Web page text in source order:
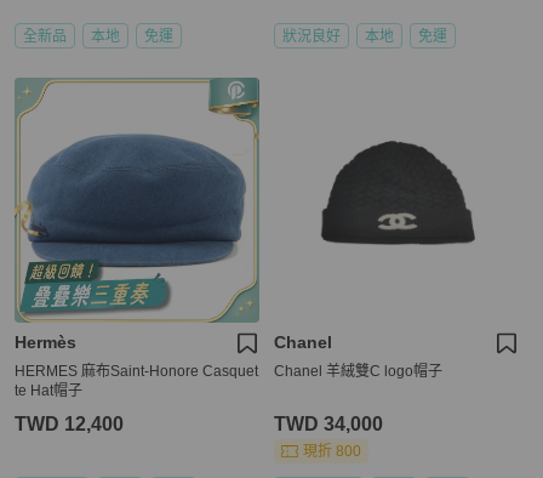
全新品 本地 免運 狀況良好 本地 免運
Hermès
HERMES 麻布Saint-Honore Casquet
te Hat帽子
TWD 12,400
Chanel
Chanel 羊絨雙C logo帽子
TWD 34,000
現折 800